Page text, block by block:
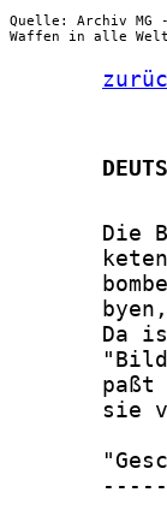
Quelle: Archiv MG -
Waffen in alle Welt
Die
Da
paßt
sie